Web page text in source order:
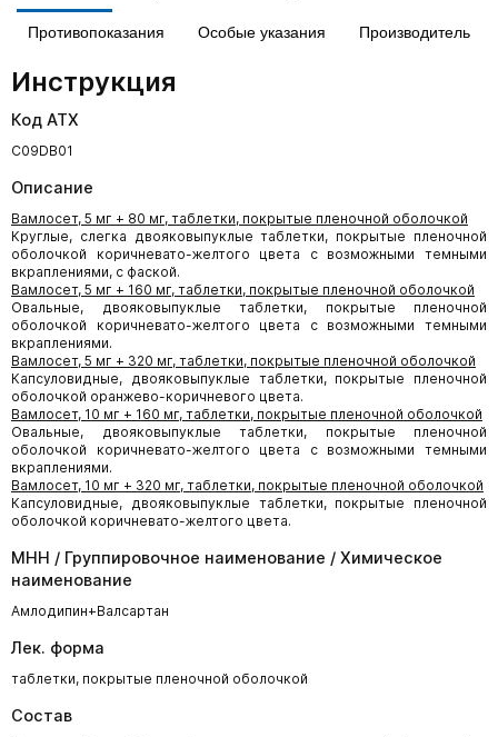
Противопоказания Особые указания Производитель
Инструкция
Код АТХ
C09DB01
Описание
Вамлосет, 5 мг + 80 мг, таблетки, покрытые пленочной оболочкой
Круглые, слегка двояковыпуклые таблетки, покрытые пленочной
оболочкой коричневато-желтого цвета с возможными темными
вкраплениями, с фаской.
Вамлосет, 5 мг + 160 мг, таблетки, покрытые пленочной оболочкой
Овальные, двояковыпуклые таблетки, покрытые пленочной
оболочкой коричневато-желтого цвета с возможными темными
вкраплениями.
Вамлосет, 5 мг + 320 мг, таблетки, покрытые пленочной оболочкой
Капсуловидные, двояковыпуклые таблетки, покрытые пленочной
оболочкой оранжево-коричневого цвета.
Вамлосет, 10 мг + 160 мг, таблетки, покрытые пленочной оболочкой
Овальные, двояковыпуклые таблетки, покрытые пленочной
оболочкой коричневато-желтого цвета с возможными темными
вкраплениями.
Вамлосет, 10 мг + 320 мг, таблетки, покрытые пленочной оболочкой
Капсуловидные, двояковыпуклые таблетки, покрытые пленочной
оболочкой коричневато-желтого цвета.
МНН / Группировочное наименование / Химическое
наименование
Амлодипин+Валсартан
Лек. форма
таблетки, покрытые пленочной оболочкой
Состав